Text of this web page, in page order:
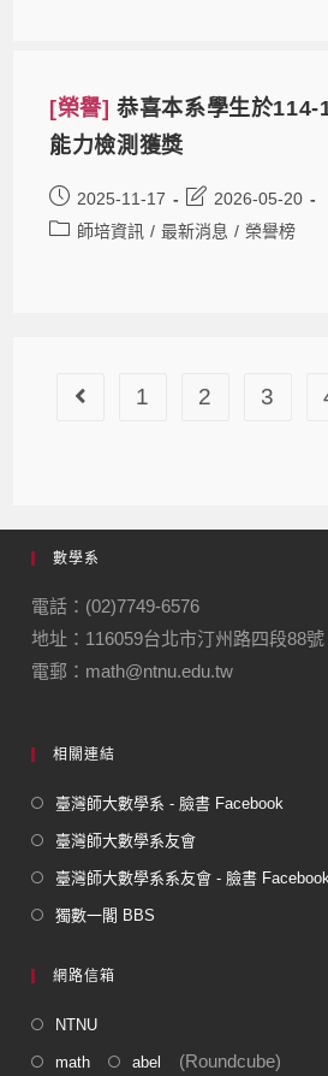
[榮譽]恭喜本系學生於114-
能力檢測獲獎
2025-11-17
2026-05-20
師培資訊 / 最新消息 / 榮譽榜
1 2 3
數學系
電話：(02)7749-6576
地址：116059台北市汀州路四段88號
電郵：math@ntnu.edu.tw
相關連結
臺灣師大數學系 - 臉書 Facebook
臺灣師大數學系友會
臺灣師大數學系系友會 - 臉書 Facebook
獨數一閣 BBS
網路信箱
NTNU
math abel (Roundcube)